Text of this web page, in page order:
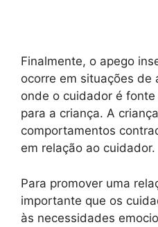
Finalmente, o apego
ocorre em situações de
onde o cuidador é
para a criança. A
comportamentos
em relação ao cuidador.
Para promover uma
importante que os
às necessidades